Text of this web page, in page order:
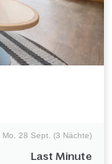
Last Minute
Mo. 28 Sept. (3 Nächte)